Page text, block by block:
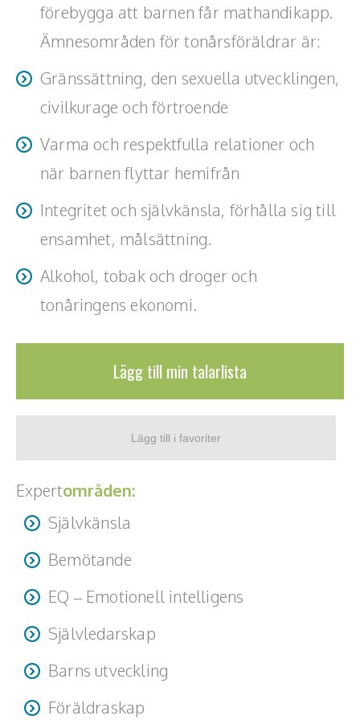
förebygga att barnen får mathandikapp.
Ämnesområden för tonårsföräldrar är:
Gränssättning, den sexuella utvecklingen,
civilkurage och förtroende
Varma och respektfulla relationer och
när barnen flyttar hemifrån
Integritet och självkänsla, förhålla sig till
ensamhet, målsättning.
Alkohol, tobak och droger och
tonåringens ekonomi.
Lägg till min talarlista
Expertområden:
Självkänsla
Bemötande
EQ – Emotionell intelligens
Självledarskap
Barns utveckling
Föräldraskap